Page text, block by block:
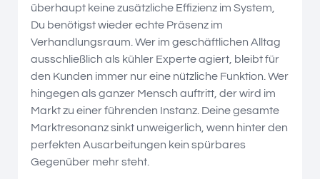
überhaupt keine zusätzliche Effizienz im System,
Du benötigst wieder echte Präsenz im
Verhandlungsraum. Wer im geschäftlichen Alltag
ausschließlich als kühler Experte agiert, bleibt für
den Kunden immer nur eine nützliche Funktion. Wer
hingegen als ganzer Mensch auftritt, der wird im
Markt zu einer führenden Instanz. Deine gesamte
Marktresonanz sinkt unweigerlich, wenn hinter den
perfekten Ausarbeitungen kein spürbares
Gegenüber mehr steht.